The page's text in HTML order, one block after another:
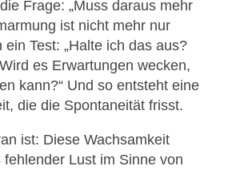
Frage: „Muss daraus mehr
ist nicht mehr nur
Test: „Halte ich das aus?
es Erwartungen wecken,
kann?“ Und so entsteht eine
die die Spontaneität frisst.
ist: Diese Wachsamkeit
Lust im Sinne von